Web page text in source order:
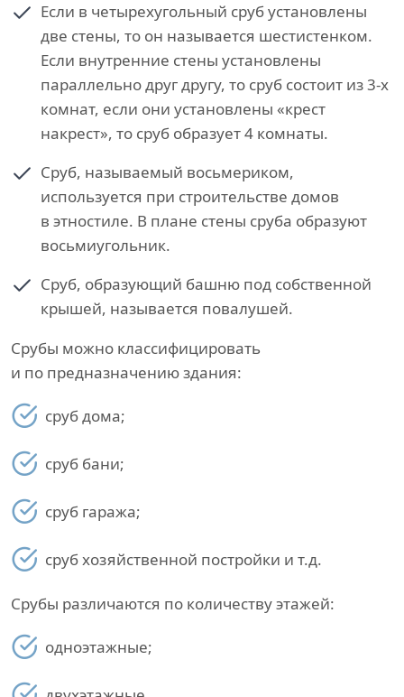
Если в четырехугольный сруб установлены
две стены, то он называется шестистенком.
Если внутренние стены установлены
параллельно друг другу, то сруб состоит из 3-х
комнат, если они установлены «крест
накрест», то сруб образует 4 комнаты.
Сруб, называемый восьмериком,
используется при строительстве домов
в этностиле. В плане стены сруба образуют
восьмиугольник.
Сруб, образующий башню под собственной
крышей, называется повалушей.
Срубы можно классифицировать
и по предназначению здания:
сруб дома;
сруб бани;
сруб гаража;
сруб хозяйственной постройки и т.д.
Срубы различаются по количеству этажей:
одноэтажные;